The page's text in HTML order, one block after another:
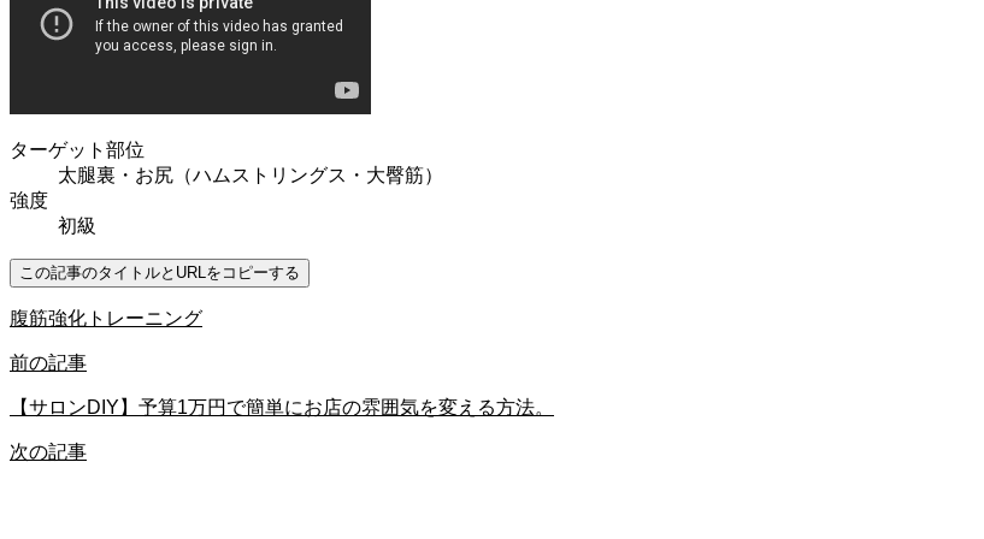
ターゲット部位
太腿裏・お尻（ハムストリングス・大臀筋）
強度
初級
この記事のタイトルとURLをコピーする
腹筋強化トレーニング
前の記事
【サロンDIY】予算1万円で簡単にお店の雰囲気を変える方法。
次の記事